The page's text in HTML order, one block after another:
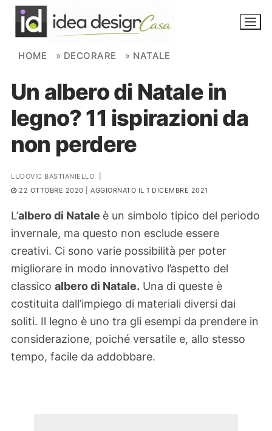
Skip to content
NOVITÀ
AMBIENTI
FAI DA TE
PIANTE
Search for:
HOME » DECORARE » NATALE
Un albero di Natale in
legno? 11 ispirazioni da
non perdere
LUDOVIC BASTIANIELLO
22 OTTOBRE 2020 | AGGIORNATO IL 1 DICEMBRE 2021
L’albero di Natale è un simbolo tipico del periodo
invernale, ma questo non esclude essere
creativi. Ci sono varie possibilità per poter
migliorare in modo innovativo l’aspetto del
classico albero di Natale. Una di queste è
costituita dall’impiego di materiali diversi dai
soliti. Il legno è uno tra gli esempi da prendere in
considerazione, poiché versatile e, allo stesso
tempo, facile da addobbare.